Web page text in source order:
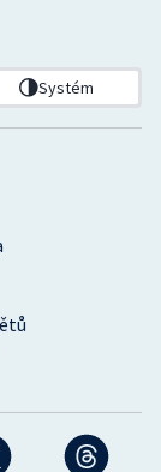
Systém